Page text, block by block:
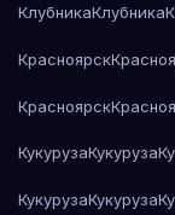
КлубникаКлубника
Красноярск
Красноярск
КукурузаКукуруза
КукурузаКукуруза